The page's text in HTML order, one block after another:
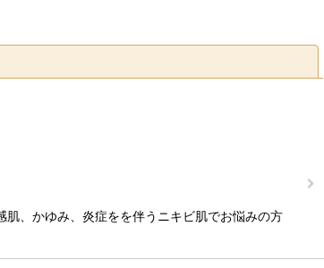
、かゆみ、炎症をを伴うニキビ肌でお悩みの方